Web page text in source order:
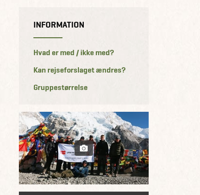
INFORMATION
Hvad er med / ikke med?
Kan rejseforslaget ændres?
Gruppestørrelse